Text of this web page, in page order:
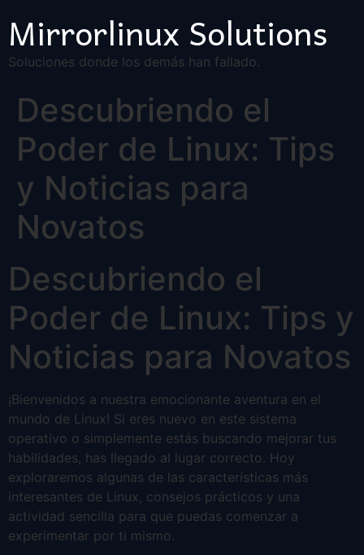
Mirrorlinux Solutions
Soluciones donde los demás han fallado.
Descubriendo el
Poder de Linux: Tips
y Noticias para
Novatos
Descubriendo el
Poder de Linux: Tips y
Noticias para Novatos
¡Bienvenidos a nuestra emocionante aventura en el
mundo de Linux! Si eres nuevo en este sistema
operativo o simplemente estás buscando mejorar tus
habilidades, has llegado al lugar correcto. Hoy
exploraremos algunas de las características más
interesantes de Linux, consejos prácticos y una
actividad sencilla para que puedas comenzar a
experimentar por ti mismo.